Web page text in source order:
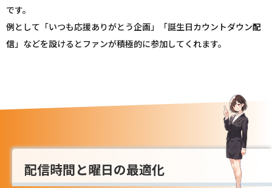
です。
例として「いつも応援ありがとう企画」「誕生日カウントダウン配
信」などを設けるとファンが積極的に参加してくれます。
配信時間と曜日の最適化